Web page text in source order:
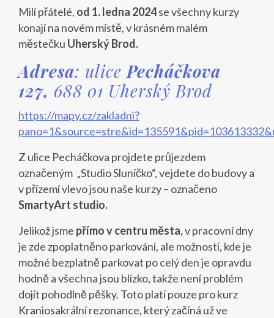
Milí přátelé, od 1. ledna 2024se všechny kurzy
konají na novém místě, v krásném malém
městečku Uherský Brod.
Adresa: ulice Pecháčkova
127, 688 01 Uherský Brod
https://mapy.cz/zakladni?
Z ulice Pecháčkova projdete průjezdem
označeným „Studio Sluníčko“, vejdete do budovy a
v přízemí vlevo jsou naše kurzy – označeno
SmartyArt studio.
Jelikož jsme přímo v centru města,v pracovní dny
je zde zpoplatněno parkování, ale možností, kde je
možné bezplatně parkovat po celý den je opravdu
hodně a všechna jsou blízko, takže není problém
dojít pohodlně pěšky. Toto platí pouze pro kurz
Kraniosakrální rezonance, který začíná už ve